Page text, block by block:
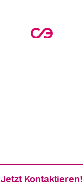
Jetzt Kontaktieren!